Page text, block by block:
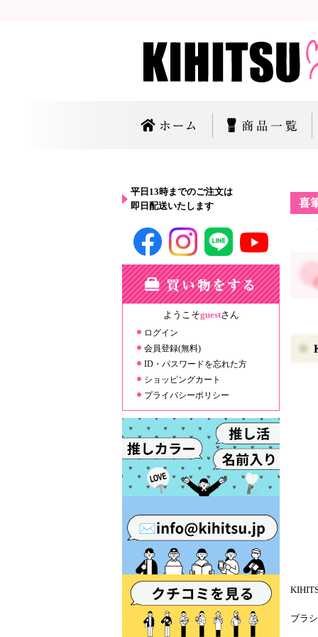
平日13時までのご注文は
即日配送いたします
ようこそguestさん
ログイン
会員登録(無料)
ID・パスワードを忘れた方
ショッピングカート
プライバシーポリシー
喜
ブラ